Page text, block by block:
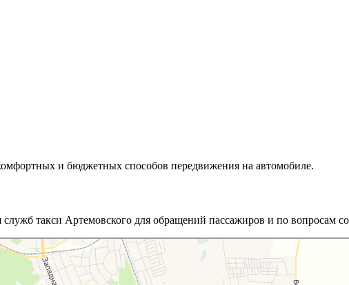
и бюджетных способов передвижения на автомобиле.
такси Артемовского для обращений пассажиров и по вопросам